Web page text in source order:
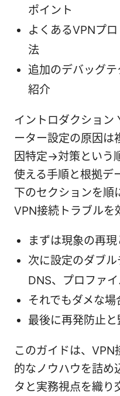
ポイント
よくあるVPNプ
法
追加のデバッグ
紹介
イントロダクション
ーター設定の原因は
因特定→対策という
使える手順と根拠デ
下のセクションを順
VPN接続トラブルを
まずは現象の再
次に設定のダブル
DNS、プロファイ
それでもダメな
最後に再発防止
このガイドは、
的なノウハウを詰め
タと実務視点を織り